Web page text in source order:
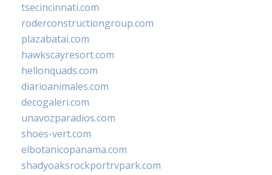
tsecincinnati.com
roderconstructiongroup.com
plazabatai.com
hawkscayresort.com
hellonquads.com
diarioanimales.com
decogaleri.com
unavozparadios.com
shoes-vert.com
elbotanicopanama.com
shadyoaksrockportrvpark.com